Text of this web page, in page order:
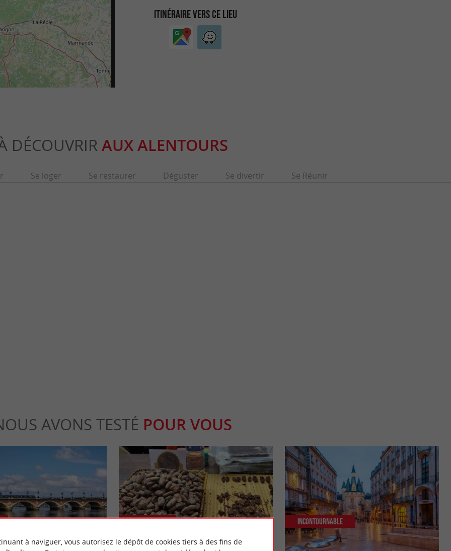
ITINÉRAIRE VERS CE LIEU
DÉCOUVRIR AUX ALENTOURS
Se loger Se restaurer Déguster Se divertir Se Réunir
AVONS TESTÉ POUR VOUS
Gourmande Incontournable
à naviguer, vous autorisez le dépôt de cookies tiers à des fins de